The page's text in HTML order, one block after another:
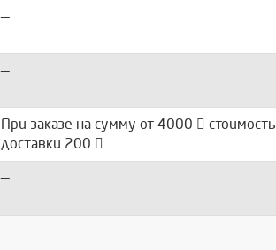
—
—
При заказе на сумму от 4000
стоимость
доставки 200
—